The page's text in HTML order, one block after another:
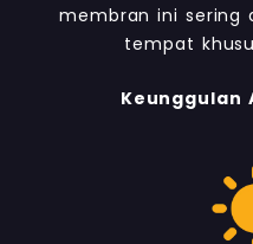
membran ini sering
tempat
Keunggulan